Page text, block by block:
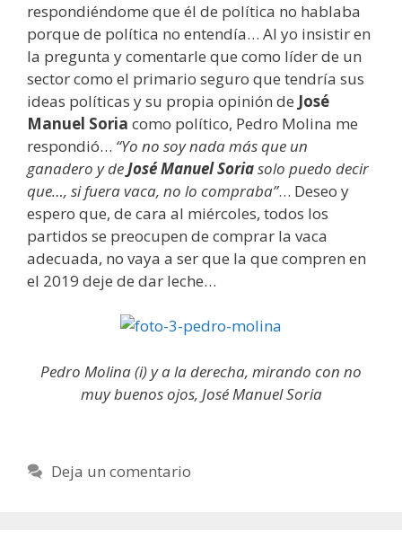
respondiéndome que él de política no hablaba
porque de política no entendía… Al yo insistir en
la pregunta y comentarle que como líder de un
sector como el primario seguro que tendría sus
ideas políticas y su propia opinión de José
Manuel Soria como político, Pedro Molina me
respondió… “Yo no soy nada más que un
ganadero y deJosé Manuel Soriasolo puedo decir
que…, si fuera vaca, no lo compraba”… Deseo y
espero que, de cara al miércoles, todos los
partidos se preocupen de comprar la vaca
adecuada, no vaya a ser que la que compren en
el 2019 deje de dar leche…
Pedro Molina (i) y a la derecha, mirando con no
muy buenos ojos, José Manuel Soria
Deja un comentario